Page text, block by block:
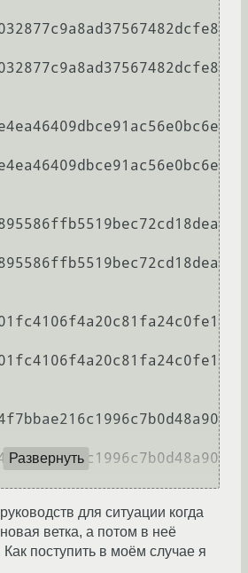
Развернуть
для ситуации когда
ветка, а потом в неё
поступить в моём случае я